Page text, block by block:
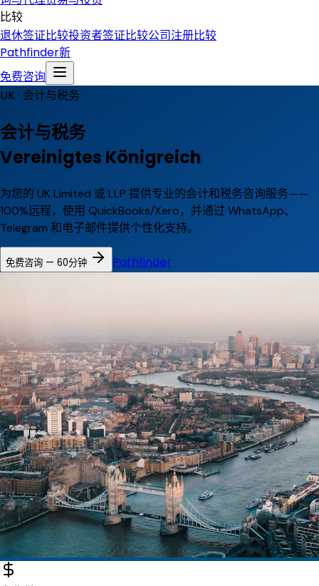
比较
退休签证比较投资者签证比较公司注册比较
Pathfinder新
免费咨询
UK · 会计与税务
会计与税务
Vereinigtes Königreich
为您的 UK Limited 或 LLP 提供专业的会计和税务咨询服务——
100%远程，使用 QuickBooks/Xero，并通过 WhatsApp、
Telegram 和电子邮件提供个性化支持。
免费咨询 — 60分钟 Pathfinder